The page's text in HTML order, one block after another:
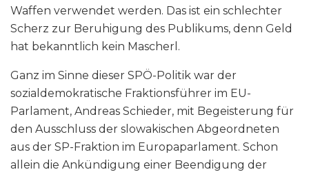
Waffen verwendet werden. Das ist ein schlechter
Scherz zur Beruhigung des Publikums, denn Geld
hat bekanntlich kein Mascherl.
Ganz im Sinne dieser SPÖ-Politik war der
sozialdemokratische Fraktionsführer im EU-
Parlament, Andreas Schieder, mit Begeisterung für
den Ausschluss der slowakischen Abgeordneten
aus der SP-Fraktion im Europaparlament. Schon
allein die Ankündigung einer Beendigung der